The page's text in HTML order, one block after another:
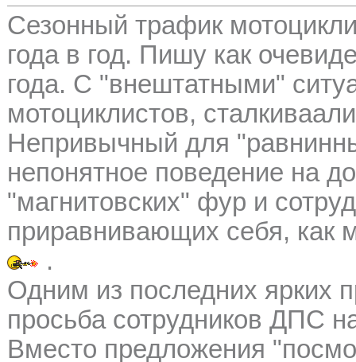
Сезонный трафик
года в год. Пишу как
года. С "внештатными"
мотоциклистов,
Непривычный для
непонятное поведение на
"магнитовских" фур и
приравнивающих себя, как
.
Одним из последних
просьба сотрудников ДПС
Вместо предложения